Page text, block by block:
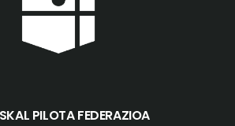
PILOTA FEDERAZIOA